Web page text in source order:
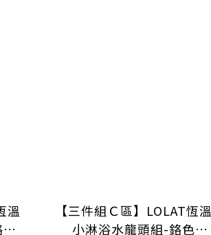
溫
【三件組Ｃ區】LOLAT恆溫
小淋浴水龍頭組-鉻色